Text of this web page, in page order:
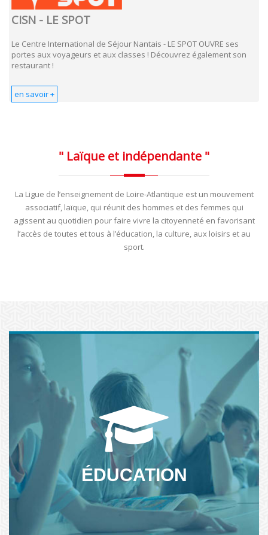
CISN - LE SPOT
Le Centre International de Séjour Nantais - LE SPOT OUVRE ses
portes aux voyageurs et aux classes ! Découvrez également son
restaurant !
en savoir +
" Laïque et indépendante "
La Ligue de l’enseignement de Loire-Atlantique est un mouvement
associatif, laïque, qui réunit des hommes et des femmes qui
agissent au quotidien pour faire vivre la citoyenneté en favorisant
l’accès de toutes et tous à l’éducation, la culture, aux loisirs et au
sport.
ÉDUCATION
La Ligue de l'enseignement est partenaire de l'école et des
collectivités locales. Découvrez nos actions dans et hors de
l'école...
NOS ACTIONS